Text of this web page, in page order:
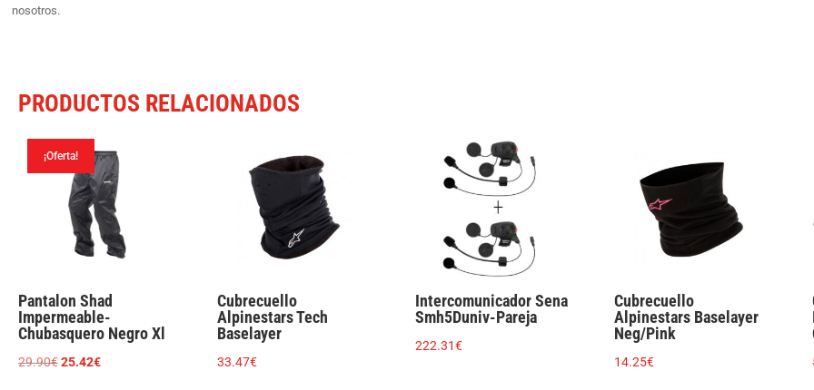
nosotros.
PRODUCTOS RELACIONADOS
¡Oferta!
Pantalon Shad
Impermeable-
Chubasquero Negro Xl
29.90€El
25.42€El
Cubrecuello
Alpinestars Tech
Baselayer
33.47€
Intercomunicador Sena
Smh5Duniv-Pareja
222.31€
Cubrecuello
Alpinestars Baselayer
Neg/Pink
14.25€